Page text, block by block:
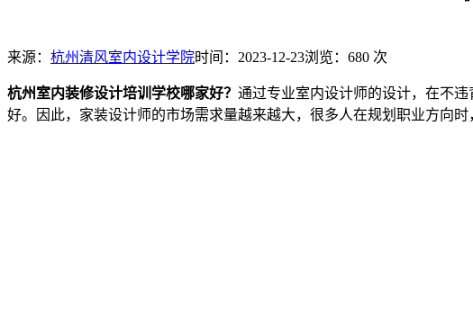
来源： 杭州清风室内设计学院时间：2023-12-23浏览：680 次
杭州室内装修设计培训学校哪家好？ 通过专业室内设计师的设计，在不
好。因此，家装设计师的市场需求量越来越大，很多人在规划职业方向